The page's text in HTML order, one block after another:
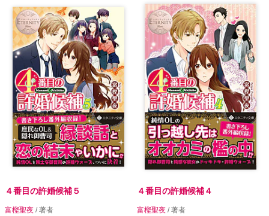
４番目の許婚候補５
富樫聖夜 / 著者
４番目の許婚候補４
富樫聖夜 / 著者